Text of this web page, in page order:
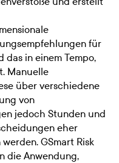
für
in einem Tempo,
Manuelle
über verschiedene
von
jedoch Stunden und
eher
GSmart Risk
die Anwendung,